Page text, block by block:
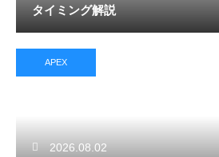
タイミング解説
APEX
2026.08.02